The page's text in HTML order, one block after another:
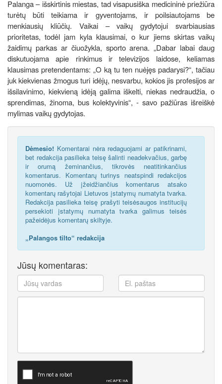
Palanga – išskirtinis miestas, tad visapusiška medicininė priežiūra
turėtų būti teikiama ir gyventojams, ir poilsiautojams be
menkiausių kliūčių. Vaikai – vaikų gydytojui svarbiausias
prioritetas, todėl jam kyla klausimai, o kur jiems skirtas vaikų
žaidimų parkas ar čiuožykla, sporto arena. „Dabar labai daug
diskutuojama apie rinkimus ir televizijos laidose, keliamas
klausimas pretendentams: „O ką tu ten nuėjęs padarysi?“, tačiau
juk kiekvienas žmogus turi idėjų, nesvarbu, kokios jis profesijos ar
išsilavinimo, kiekvieną idėją galima iškelti, niekas nedraudžia, o
sprendimas, žinoma, bus kolektyvinis“, - savo pažiūras išreiškė
mylimas vaikų gydytojas.
Dėmesio! Komentarai nėra redaguojami ar patikrinami,
bet redakcija pasilieka teisę šalinti neadekvačius, garbę
ir orumą žeminančius, tikrovės neatitinkančius
komentarus. Komentarų turinys neatspindi redakcijos
nuomonės. Už įžeidžiančius komentarus atsako
komentarų rašytojai Lietuvos įstatymų numatyta tvarka.
Redakcija pasilieka teisę prašyti teisėsaugos institucijų
persekioti įstatymų numatyta tvarka galimus teisės
pažeidėjus komentarų skiltyje.
„Palangos tilto“ redakcija
Jūsų komentaras: